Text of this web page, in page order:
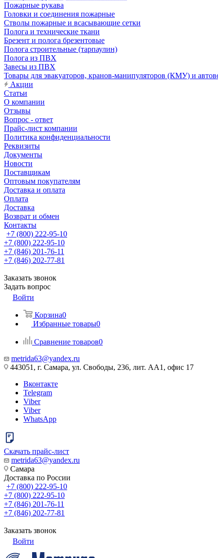
Пожарные рукава
Головки и соединения пожарные
Стволы пожарные и всасывающие сетки
Полога и технические ткани
Брезент и полога брезентовые
Полога строительные (тарпаулин)
Полога из ПВХ
Завесы из ПВХ
Товары для эвакуаторов, кранов-манипуляторов (КМУ) и
Акции
Статьи
О компании
Отзывы
Вопрос - ответ
Прайс-лист компании
Политика конфиденциальности
Реквизиты
Документы
Новости
Поставщикам
Оптовым покупателям
Доставка и оплата
Оплата
Доставка
Возврат и обмен
Контакты
+7 (800) 222-95-10
+7 (800) 222-95-10
+7 (846) 201-76-11
+7 (846) 202-77-81
Заказать звонок
Задать вопрос
Войти
Корзина0
Избранные товары0
Сравнение товаров0
metrida63@yandex.ru
443051, г. Самара, ул. Свободы, 236, лит. АА1, офис 17
Вконтакте
Telegram
Viber
Viber
WhatsApp
Скачать прайс-лист
metrida63@yandex.ru
Самара
Доставка по России
+7 (800) 222-95-10
+7 (800) 222-95-10
+7 (846) 201-76-11
+7 (846) 202-77-81
Заказать звонок
Войти